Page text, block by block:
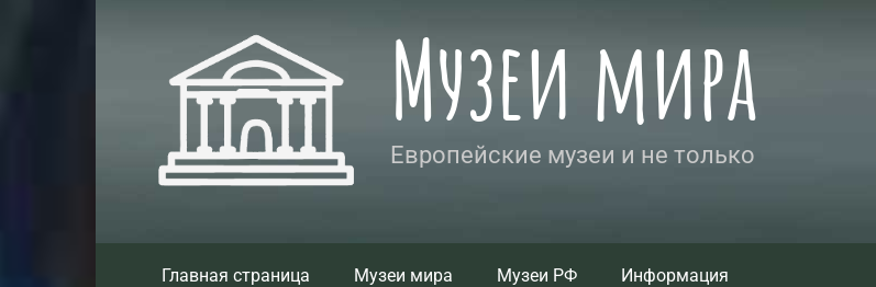
Музеи мира
Европейские музеи и не только
Главная страница Музеи мира Музеи РФ Информация